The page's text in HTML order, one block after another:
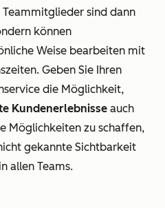
sind dann
können
Weise bearbeiten mit
. Geben Sie Ihren
die Möglichkeit,
Kundenerlebnisse auch
Möglichkeiten zu schaffen,
gekannte Sichtbarkeit
allen Teams.